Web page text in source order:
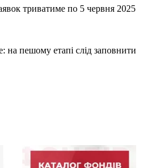
триватиме по 5 червня 2025
на пешому етапі слід заповнити